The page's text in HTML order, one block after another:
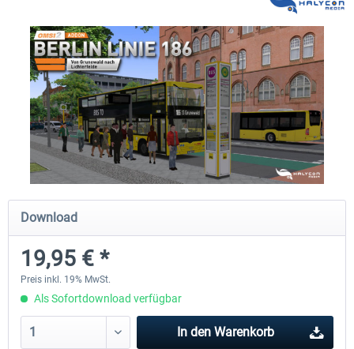
OMSI 2 Add-on Thüringer Wald
29,99 € *
OMSI 2 Add-on Citybus o530
Download
19,95 € *
Preis inkl. 19% MwSt.
Als Sofortdownload verfügbar
In den Warenkorb